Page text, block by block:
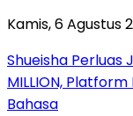
Kamis, 6 Agustus
Shueisha Perluas
MILLION,
Bahasa